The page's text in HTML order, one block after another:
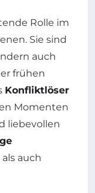
Rolle im
Sie sind
auch
frühen
Konfliktlöser
Momenten
liebevollen
auch